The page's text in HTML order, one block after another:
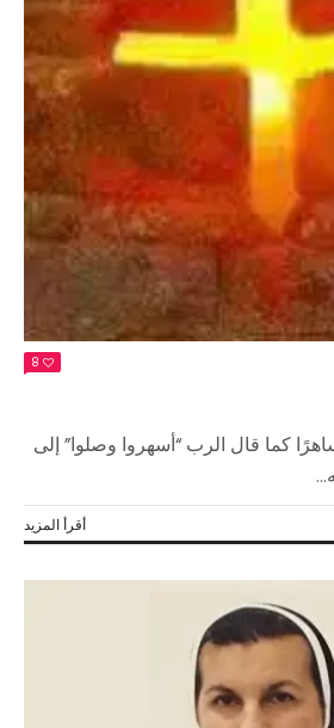
8
كما قال الرب “أسهروا وصلوا” إلى
أقرأ المزيد